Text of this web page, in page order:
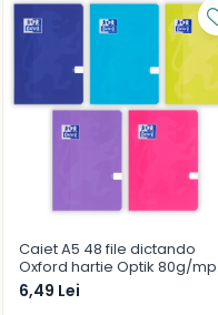
Caiet A5 48 file dictando
Oxford hartie Optik 80g/mp
diverse culori
6,49 Lei